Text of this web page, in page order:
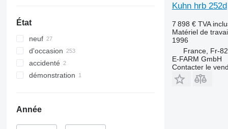
État
neuf
d'occasion
accidenté
démonstration
Année
Kuhn hrb 252d
7 898 € TVA
Matériel de
1996
France, Fr-
E-FARM GmbH
Contacter le